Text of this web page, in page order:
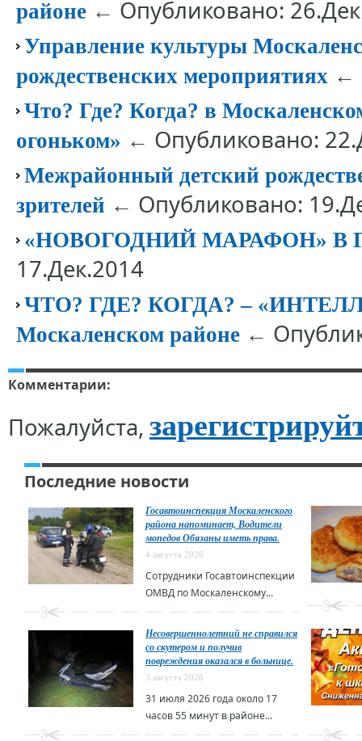
районе ← Опубликовано:
Управление культуры
рождественских мероприятиях ←
Что? Где? Когда? в
огоньком» ← Опубликовано:
Межрайонный детский
зрителей ← Опубликовано:
«НОВОГОДНИЙ МАРАФОН» В
17.Дек.2014
ЧТО? ГДЕ? КОГДА? ‒
Москаленском районе ←
Комментарии:
Пожалуйста,
Последние новости
Госавтоинспекция Москаленского
района напоминает, Водители
мопедов Обязаны иметь права.
4 августа 2026
Сотрудники Госавтоинспекции
ОМВД по Москаленскому...
Несовершеннолетний не справился
со скутером и получив
повреждения оказался в больнице.
3 августа 2026
31 июля 2026 года около 17
часов 55 минут в районе...